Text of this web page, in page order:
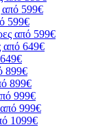
από 599€
599€
από 599€
από 649€
899€
899€
999€
999€
1099€